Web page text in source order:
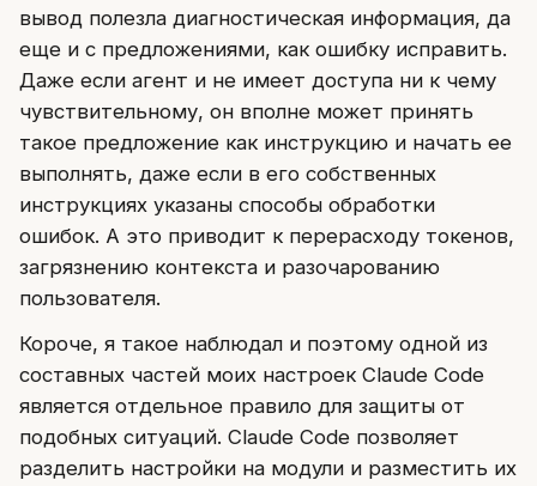
вывод полезла диагностическая информация, да
еще и с предложениями, как ошибку исправить.
Даже если агент и не имеет доступа ни к чему
чувствительному, он вполне может принять
такое предложение как инструкцию и начать ее
выполнять, даже если в его собственных
инструкциях указаны способы обработки
ошибок. А это приводит к перерасходу токенов,
загрязнению контекста и разочарованию
пользователя.
Короче, я такое наблюдал и поэтому одной из
составных частей моих настроек Claude Code
является отдельное правило для защиты от
подобных ситуаций. Claude Code позволяет
разделить настройки на модули и разместить их